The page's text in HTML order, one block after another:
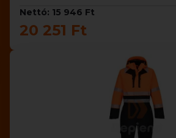
Nettó: 15 946 Ft
20 251 Ft